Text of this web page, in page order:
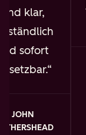
sind klar,
sofort
JOHN